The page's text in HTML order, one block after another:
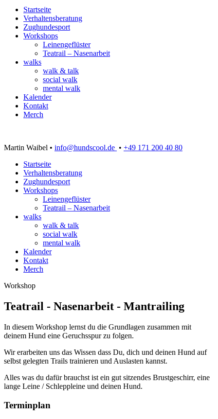
Startseite
Verhaltensberatung
Zughundesport
Workshops
Leinengeflüster
Teatrail – Nasenarbeit
walks
walk & talk
social walk
mental walk
Kalender
Kontakt
Merch
Martin Waibel • info@hundscool.de • +49 171 200 40 80
Startseite
Verhaltensberatung
Zughundesport
Workshops
Leinengeflüster
Teatrail – Nasenarbeit
walks
walk & talk
social walk
mental walk
Kalender
Kontakt
Merch
Workshop
Teatrail - Nasenarbeit - Mantrailing
In diesem Workshop lernst du die Grundlagen zusammen mit
deinem Hund eine Geruchsspur zu folgen.
Wir erarbeiten uns das Wissen dass Du, dich und deinen Hund auf
selbst gelegten Trails trainieren und Auslasten kannst.
Alles was du dafür brauchst ist ein gut sitzendes Brustgeschirr, eine
lange Leine / Schleppleine und deinen Hund.
Terminplan